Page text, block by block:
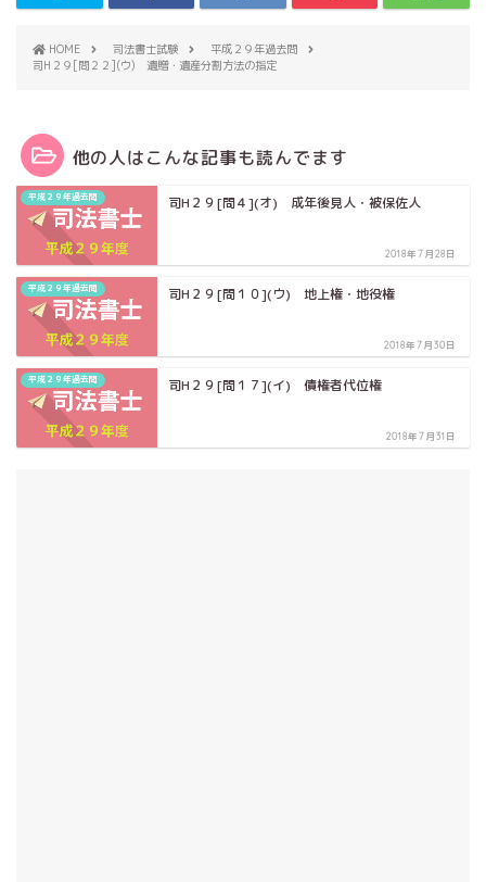
HOME 司法書士試験
平成２９年過去問
司H２９[問２２](ウ) 遺贈・遺産分割方法の指定
他の人はこんな記事も読んでます
平成２９年過去問 司H２９[問４](オ) 成年後見人・被保佐人
2018年7月28日
平成２９年過去問 司H２９[問１０](ウ) 地上権・地役権
2018年7月30日
平成２９年過去問 司H２９[問１７](イ) 債権者代位権
2018年7月31日